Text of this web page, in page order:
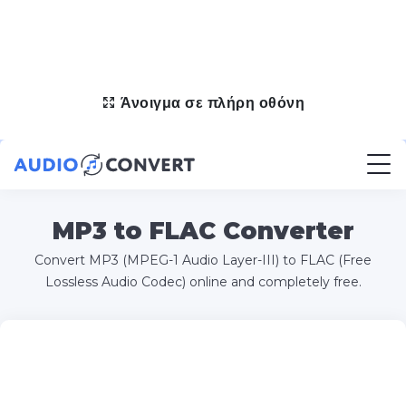
Άνοιγμα σε πλήρη οθόνη